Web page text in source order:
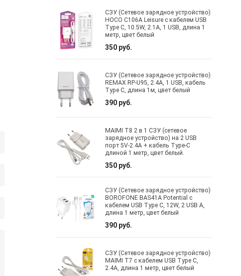
СЗУ (Сетевое зарядное устройство)
HOCO C106A Leisure с кабелем USB
Type C, 10.5W, 2.1A, 1 USB, длина 1
метр, цвет белый
350 руб.
СЗУ (Сетевое зарядное устройство)
REMAX RP-U95, 2.4A, 1 USB, кабель
Type C, длина 1м, цвет белый
390 руб.
MAIMI T8 2 в 1 СЗУ (сетевое
зарядное устройство) на 2 USB
порт 5V-2.4A + кабель Type-C
длиной 1 метр, цвет белый.
350 руб.
СЗУ (Сетевое зарядное устройство)
BOROFONE BAS41A Potential с
кабелем USB Type C, 12W, 2 USB A,
длина 1 метр, цвет белый
390 руб.
СЗУ (Сетевое зарядное устройство)
MAIMI T7 с кабелем USB Type C,
2.4A, длина 1 метр, цвет белый